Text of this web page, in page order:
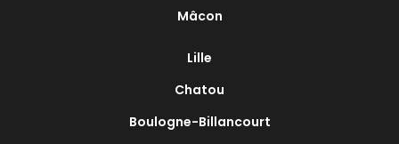
Mâcon
Lille
Chatou
Boulogne-Billancourt